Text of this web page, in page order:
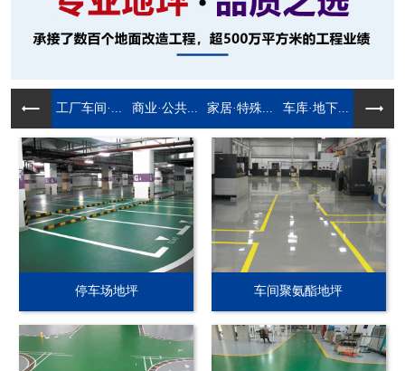
工厂车间·... 商业·公共... 家居·特殊... 车库·地下...
停车场地坪 车间聚氨酯地坪